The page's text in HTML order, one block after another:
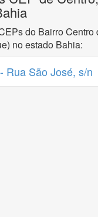
do Bairro Centro
no estado Bahia:
Rua São José, s/n